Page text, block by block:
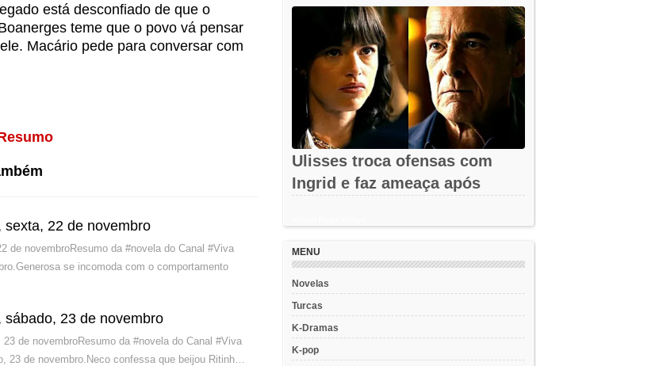
está desconfiado de que o
teme que o povo vá pensar
Macário pede para conversar com
22 de novembro
de novembroResumo da #novela do Canal #Viva
se incomoda com o comportamento
23 de novembro
de novembroResumo da #novela do Canal #Viva
23 de novembro.Neco confessa que beijou Ritinh…
Ulisses troca ofensas com
Ingrid e faz ameaça após
MENU
Novelas
Turcas
K-Dramas
K-pop